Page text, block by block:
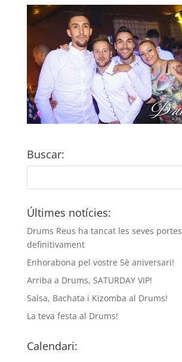
Buscar:
Últimes notícies:
Drums Reus ha tancat les seves portes
definitivament
Enhorabona pel vostre 5è aniversari!
Arriba a Drums, SATURDAY VIP!
Salsa, Bachata i Kizomba al Drums!
La teva festa al Drums!
Calendari: